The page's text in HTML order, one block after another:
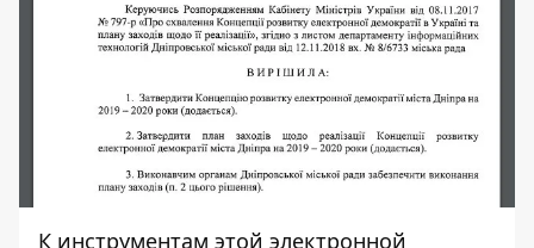
К инструментам этой электронной